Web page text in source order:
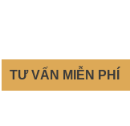
TƯ VẤN MIỄN PHÍ